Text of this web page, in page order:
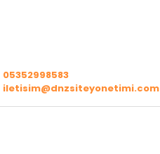
05352998583
iletisim@dnzsiteyonetimi.com